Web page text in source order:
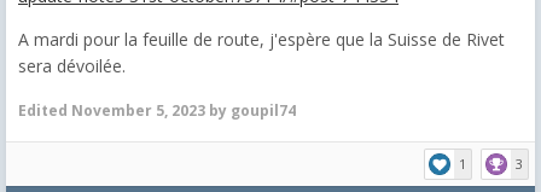
A mardi pour la feuille de route, j'espère que la Suisse de Rivet
sera dévoilée.
Edited November 5, 2023 by goupil74
1 3